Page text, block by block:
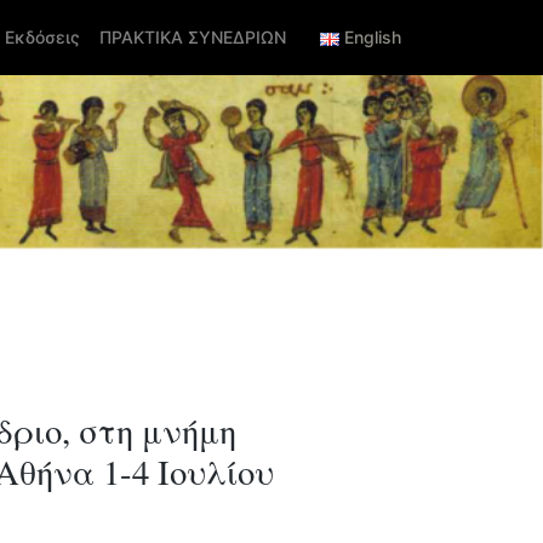
Εκδόσεις ΠΡΑΚΤΙΚΑ ΣΥΝΕΔΡΙΩΝ English
στη μνήμη
1-4 Ιουλίου